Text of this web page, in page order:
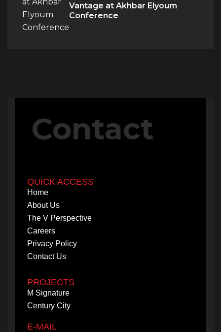
Vantage at Akhbar Elyoum
Conference
Contact
QUICK ACCESS
Home
About Us
The V Perspective
Careers
Privacy Policy
Contact Us
PROJECTS
M Signature
Century City
E-MAIL
Contact Us